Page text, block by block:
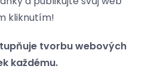
kliknutím!
tvorbu webových
každému.